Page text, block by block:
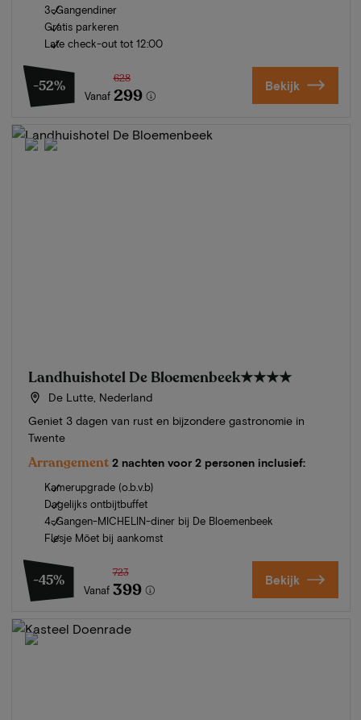
3-Gangendiner
Gratis parkeren
Late check-out tot 12:00
-52%
Vanaf
628
299 Bekijk
Landhuishotel De Bloemenbeek★★★★
De Lutte, Nederland
Geniet 3 dagen van rust en bijzondere gastronomie in
Twente
Arrangement 2 nachten voor 2 personen inclusief:
Kamerupgrade (o.b.v.b)
Dagelijks ontbijtbuffet
4-Gangen-MICHELIN-diner bij De Bloemenbeek
Flesje Möet bij aankomst
-45%
Vanaf
723
399 Bekijk